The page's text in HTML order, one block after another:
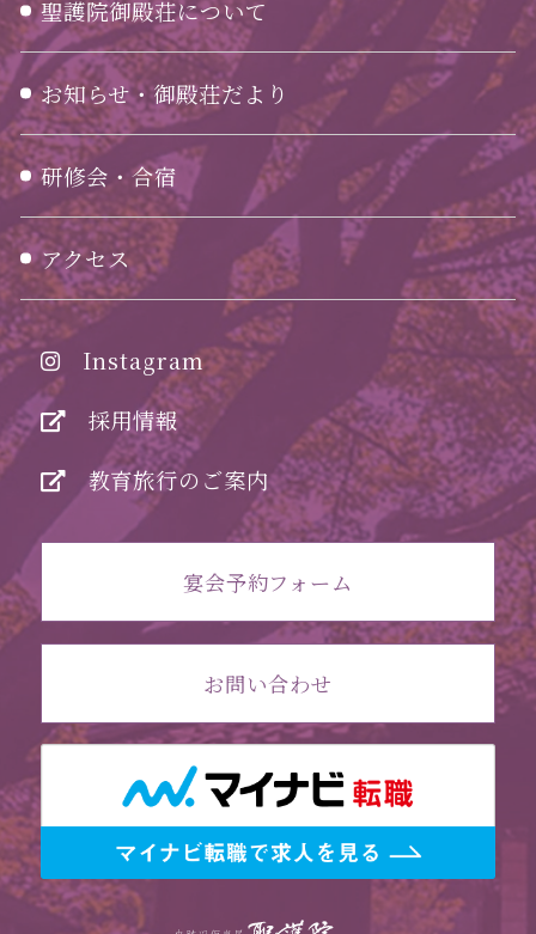
聖護院御殿荘について
お知らせ・御殿荘だより
研修会・合宿
アクセス
Instagram
採用情報
教育旅行のご案内
宴会予約フォーム
お問い合わせ